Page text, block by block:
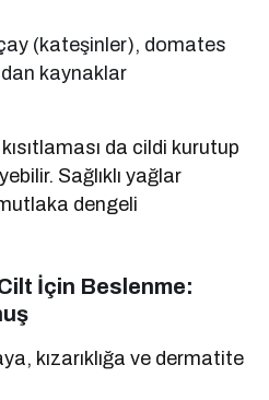
(kateşinler), domates
kaynaklar
da cildi kurutup
Sağlıklı yağlar
dengeli
İçin Beslenme:
kızarıklığa ve dermatite